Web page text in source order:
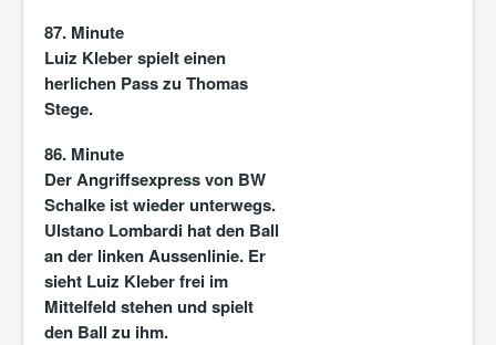
87. Minute
Luiz Kleber spielt einen
herlichen Pass zu Thomas
Stege.
86. Minute
Der Angriffsexpress von BW
Schalke ist wieder unterwegs.
Ulstano Lombardi hat den Ball
an der linken Aussenlinie. Er
sieht Luiz Kleber frei im
Mittelfeld stehen und spielt
den Ball zu ihm.